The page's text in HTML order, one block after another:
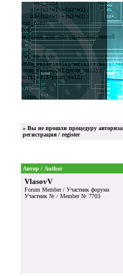
» Вы не прошли процедуру
регистрация / register
Автор / Author
VlasovV
Forum Member / Участник форума
Участник № / Member № 7703